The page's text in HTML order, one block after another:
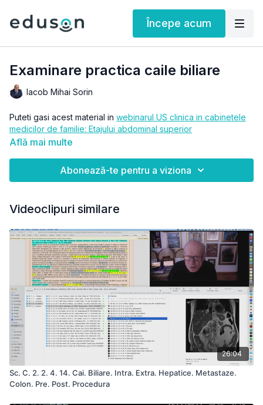
Începe acum
Examinare practica caile biliare
Iacob Mihai Sorin
Puteti gasi acest material in webinarul US clinica in cabinetele
medicilor de familie: Etajului abdominal superior
Află mai multe
Abonează-te pentru a viziona
Videoclipuri similare
26:04
Sc. C. 2. 2. 4. 14. Cai. Biliare. Intra. Extra. Hepatice. Metastaze.
Colon. Pre. Post. Procedura